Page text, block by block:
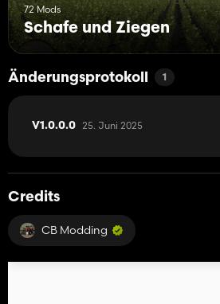
72 Mods
Schafe und Ziegen
Änderungsprotokoll 1
V1.0.0.0 25. Juni 2025
Credits
CB Modding